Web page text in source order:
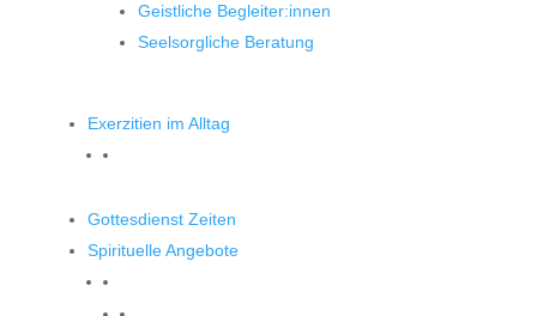
Geistliche Begleiter:innen
Seelsorgliche Beratung
Exerzitien im Alltag
Gottesdienst Zeiten
Spirituelle Angebote